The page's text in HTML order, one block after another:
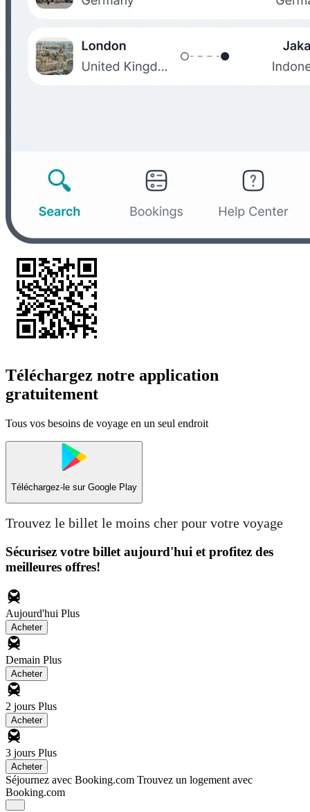
Téléchargez notre application
gratuitement
Tous vos besoins de voyage en un seul endroit
Téléchargez-le sur Google Play
Trouvez le billet le moins cher pour votre voyage
Sécurisez votre billet aujourd'hui et profitez des
meilleures offres!
Aujourd'hui Plus
Acheter
Demain Plus
Acheter
2 jours Plus
Acheter
3 jours Plus
Acheter
Séjournez avec Booking.com Trouvez un logement avec
Booking.com